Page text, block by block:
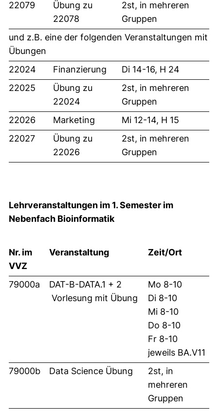
22079
Übung zu
22078
2st, in mehreren
Gruppen
und z.B. eine der folgenden Veranstaltungen mit
Übungen
22024
Finanzierung
Di 14-16, H 24
22025
Übung zu
22024
2st, in mehreren
Gruppen
22026
Marketing
Mi 12-14, H 15
22027
Übung zu
22026
2st, in mehreren
Gruppen
Lehrveranstaltungen im 1. Semester im
Nebenfach Bioinformatik
Nr. im
VVZ
Veranstaltung Zeit/Ort
79000a
DAT-B-DATA.1 + 2
Vorlesung mit Übung
Mo 8-10
Di 8-10
Mi 8-10
Do 8-10
Fr 8-10
jeweils BA.V11
79000b
Data Science Übung
2st, in
mehreren
Gruppen